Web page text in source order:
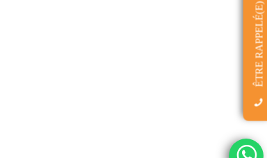
ÊTRE RAPPELÉ(E)